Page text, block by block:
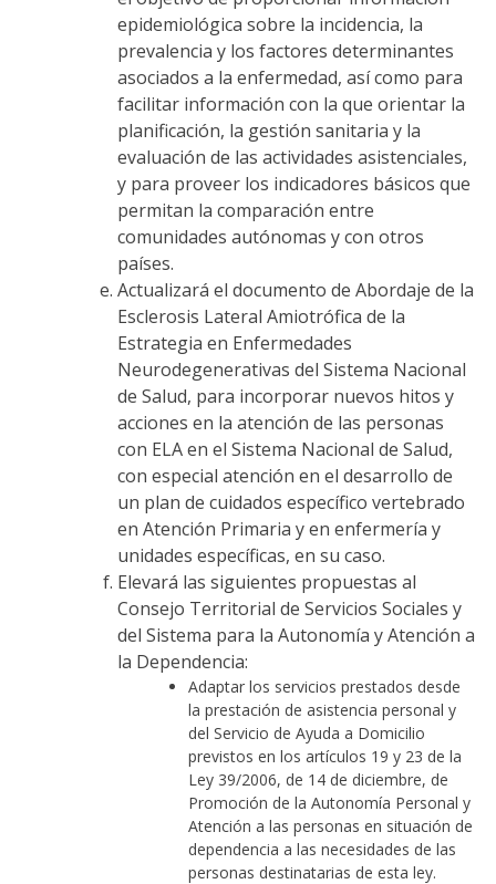
epidemiológica sobre la incidencia, la
prevalencia y los factores determinantes
asociados a la enfermedad, así como para
facilitar información con la que orientar la
planificación, la gestión sanitaria y la
evaluación de las actividades asistenciales,
y para proveer los indicadores básicos que
permitan la comparación entre
comunidades autónomas y con otros
países.
Actualizará el documento de Abordaje de la
Esclerosis Lateral Amiotrófica de la
Estrategia en Enfermedades
Neurodegenerativas del Sistema Nacional
de Salud, para incorporar nuevos hitos y
acciones en la atención de las personas
con ELA en el Sistema Nacional de Salud,
con especial atención en el desarrollo de
un plan de cuidados específico vertebrado
en Atención Primaria y en enfermería y
unidades específicas, en su caso.
Elevará las siguientes propuestas al
Consejo Territorial de Servicios Sociales y
del Sistema para la Autonomía y Atención a
la Dependencia:
Adaptar los servicios prestados desde
la prestación de asistencia personal y
del Servicio de Ayuda a Domicilio
previstos en los artículos 19 y 23 de la
Ley 39/2006, de 14 de diciembre, de
Promoción de la Autonomía Personal y
Atención a las personas en situación de
dependencia a las necesidades de las
personas destinatarias de esta ley.